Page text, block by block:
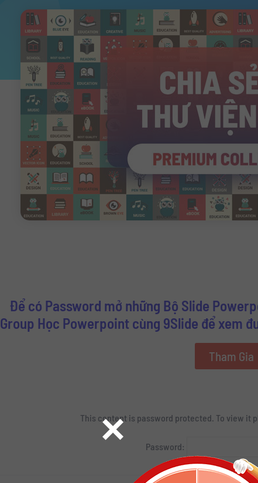
Để có Password mở những Bộ Slide
Group Học Powerpoint cùng 9Slide để xem
Tham Gia
This content is password protected. To view it
Password:
×